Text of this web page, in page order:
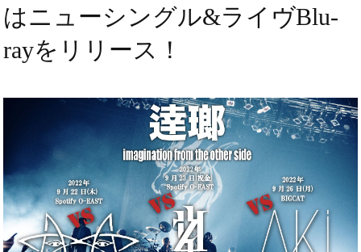
はニューシングル&ライヴBlu-
rayをリリース！